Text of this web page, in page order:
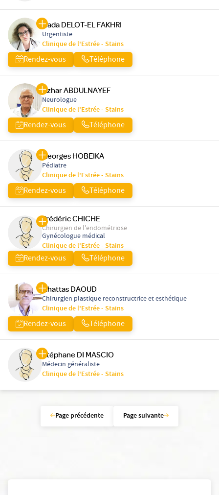
Nada DELOT-EL FAKHRI
Urgentiste
Clinique de l'Estrée - Stains
Rendez-vous Téléphone
Azhar ABDULNAYEF
Neurologue
Clinique de l'Estrée - Stains
Rendez-vous Téléphone
Georges HOBEIKA
Pédiatre
Clinique de l'Estrée - Stains
Rendez-vous Téléphone
Frédéric CHICHE
Chirurgien de l'endométriose
Gynécologue médical
Clinique de l'Estrée - Stains
Rendez-vous Téléphone
Ghattas DAOUD
Chirurgien plastique reconstructrice et esthétique
Clinique de l'Estrée - Stains
Rendez-vous Téléphone
Stéphane DI MASCIO
Médecin généraliste
Clinique de l'Estrée - Stains
Page précédente Page suivante